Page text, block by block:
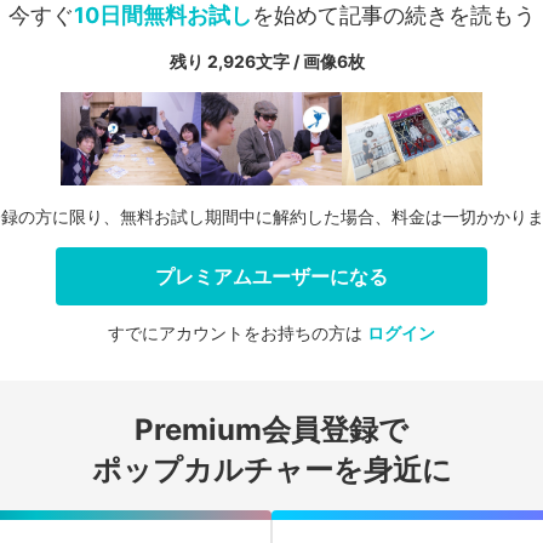
今すぐ10日間無料お試しを始めて記事の続きを読もう
残り 2,926文字 / 画像6枚
ログインする
の方に限り、無料お試し期間中に解約した場合、料金は一切かかり
プレミアムユーザーになる
すでにアカウントをお持ちの方は ログイン
Premium会員登録で
ポップカルチャーを身近に